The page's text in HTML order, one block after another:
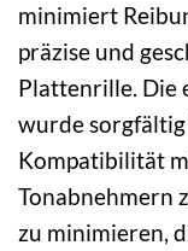
minimiert
präzise und
Plattenrille. Die
wurde
Kompatibilität
Tonabnehmern
zu minimieren,